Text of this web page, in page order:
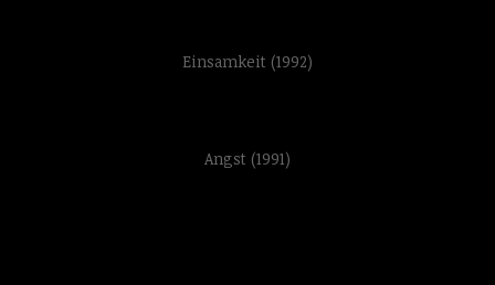
Einsamkeit (1992)
Angst (1991)